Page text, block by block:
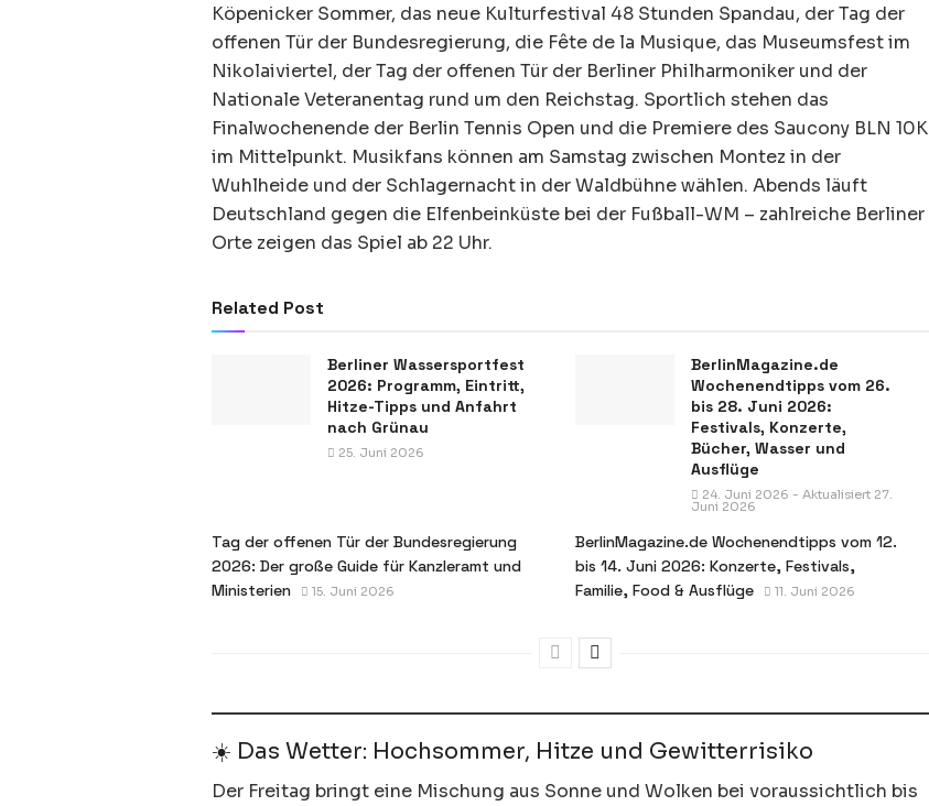
Köpenicker Sommer, das neue Kulturfestival 48 Stunden Spandau, der Tag der
offenen Tür der Bundesregierung, die Fête de la Musique, das Museumsfest im
Nikolaiviertel, der Tag der offenen Tür der Berliner Philharmoniker und der
Nationale Veteranentag rund um den Reichstag. Sportlich stehen das
Finalwochenende der Berlin Tennis Open und die Premiere des Saucony BLN 10K
im Mittelpunkt. Musikfans können am Samstag zwischen Montez in der
Wuhlheide und der Schlagernacht in der Waldbühne wählen. Abends läuft
Deutschland gegen die Elfenbeinküste bei der Fußball-WM – zahlreiche Berliner
Orte zeigen das Spiel ab 22 Uhr.
Related Post
Berliner Wassersportfest
2026: Programm, Eintritt,
Hitze-Tipps und Anfahrt
nach Grünau
25. Juni 2026
BerlinMagazine.de
Wochenendtipps vom 26.
bis 28. Juni 2026:
Festivals, Konzerte,
Bücher, Wasser und
Ausflüge
24. Juni 2026 - Aktualisiert 27.
Juni 2026
Tag der offenen Tür der Bundesregierung
2026: Der große Guide für Kanzleramt und
Ministerien
15. Juni 2026
BerlinMagazine.de Wochenendtipps vom 12.
bis 14. Juni 2026: Konzerte, Festivals,
Familie, Food & Ausflüge
11. Juni 2026
☀️ Das Wetter: Hochsommer, Hitze und Gewitterrisiko
Der Freitag bringt eine Mischung aus Sonne und Wolken bei voraussichtlich bis